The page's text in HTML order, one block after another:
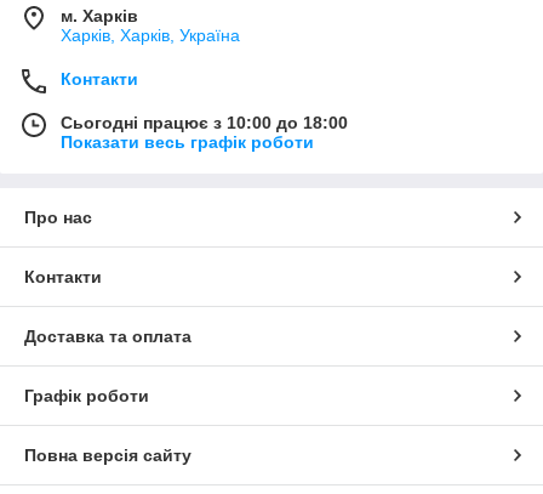
м. Харків
Харків, Харків, Україна
Контакти
Сьогодні працює з 10:00 до 18:00
Показати весь графік роботи
Про нас
Контакти
Доставка та оплата
Графік роботи
Повна версія сайту